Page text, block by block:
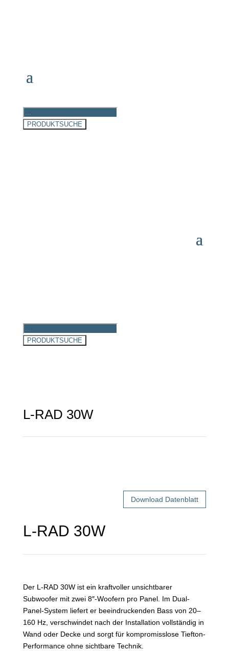
search
PRODUKTSUCHE
search
PRODUKTSUCHE
L-RAD 30W
Download Datenblatt
L-RAD 30W
Der L-RAD 30W ist ein kraftvoller unsichtbarer
Subwoofer mit zwei 8″-Woofern pro Panel. Im Dual-
Panel-System liefert er beeindruckenden Bass von 20–
160 Hz, verschwindet nach der Installation vollständig in
Wand oder Decke und sorgt für kompromisslose Tiefton-
Performance ohne sichtbare Technik.